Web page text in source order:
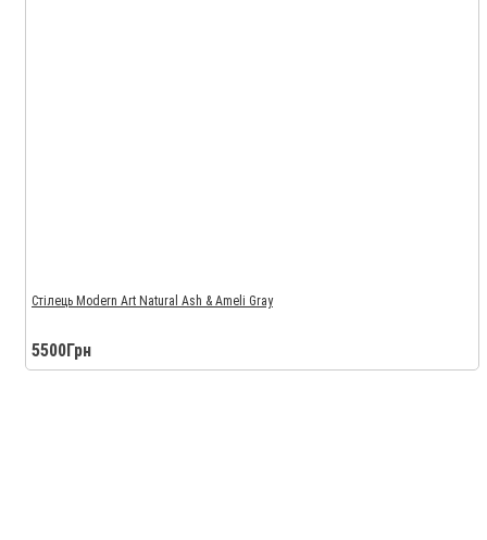
Стілець Modern Art Natural Ash & Ameli Gray
5500Грн